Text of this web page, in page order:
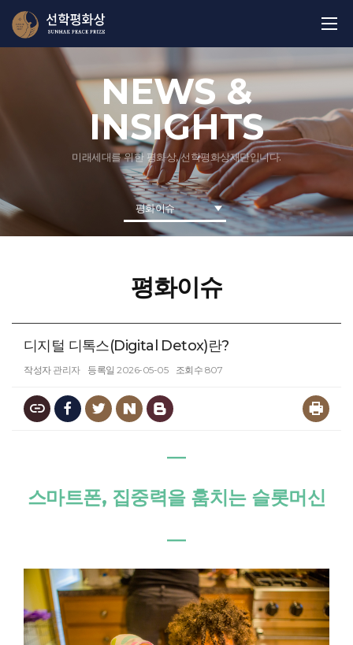
NEWS &
INSIGHTS
미래세대를 위한 평화상, 선학평화상재단입니다.
평화이슈
평화이슈
디지털 디톡스(Digital Detox)란?
작성자 관리자 등록일 2026-05-05 조회수 807
―
스마트폰, 집중력을 훔치는 슬롯머신
―